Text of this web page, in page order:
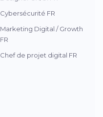
Cybersécurité FR
Marketing Digital / Growth
FR
Chef de projet digital FR